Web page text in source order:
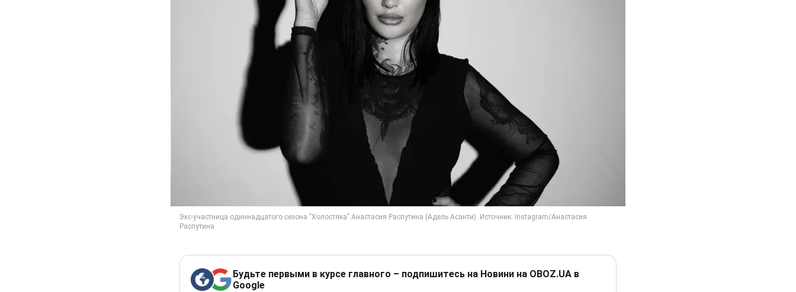
Будьте первыми в курсе главного – подпишитесь на Новини на OBOZ.UA в
Google